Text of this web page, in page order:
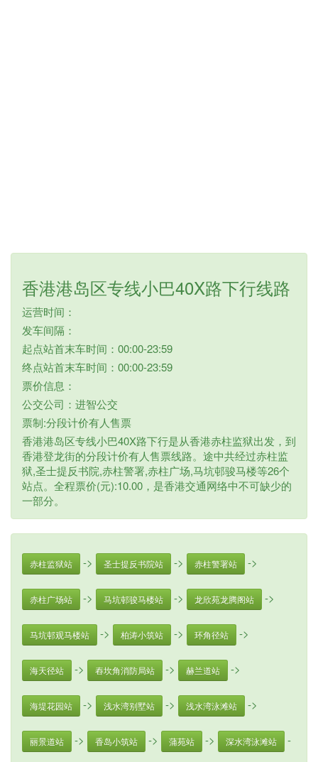
香港港岛区专线小巴40X路下行线路
运营时间：
发车间隔：
起点站首末车时间：00:00-23:59
终点站首末车时间：00:00-23:59
票价信息：
公交公司：进智公交
票制:分段计价有人售票
香港港岛区专线小巴40X路下行是从香港赤柱监狱出发，到
香港登龙街的分段计价有人售票线路。途中共经过赤柱监
狱,圣士提反书院,赤柱警署,赤柱广场,马坑邨骏马楼等26个
站点。全程票价(元):10.00，是香港交通网络中不可缺少的
一部分。
赤柱监狱站 -> 圣士提反书院站 -> 赤柱警署站 ->
赤柱广场站 -> 马坑邨骏马楼站 -> 龙欣苑龙腾阁站 ->
马坑邨观马楼站 -> 柏涛小筑站 -> 环角径站 ->
海天径站 -> 舂坎角消防局站 -> 赫兰道站 ->
海堤花园站 -> 浅水湾别墅站 -> 浅水湾泳滩站 ->
丽景道站 -> 香岛小筑站 -> 蒲苑站 -> 深水湾泳滩站 -